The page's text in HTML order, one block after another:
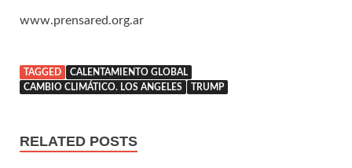
www.prensared.org.ar
TAGGED
CALENTAMIENTO GLOBAL
CAMBIO CLIMÁTICO. LOS ANGELES
TRUMP
RELATED POSTS